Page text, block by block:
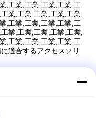
,工業,工業,工業,工業,工
業,工業,工業,工業,工業,
,工業,工業,工業,工業,工
業,工業,工業,工業,工業,
,工業,工業,工業,工業,工
適合するアクセスソリ